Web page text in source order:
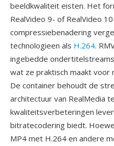
beeldkwaliteit eisten. Het
RealVideo 9- of RealVideo
compressiebenadering
technologieen als H.264.
ingebedde
wat ze praktisch maakt
De container behoudt de
architectuur van RealMedia
kwaliteitsverbeteringen
bitratecodering biedt.
MP4 met H.264 en andere